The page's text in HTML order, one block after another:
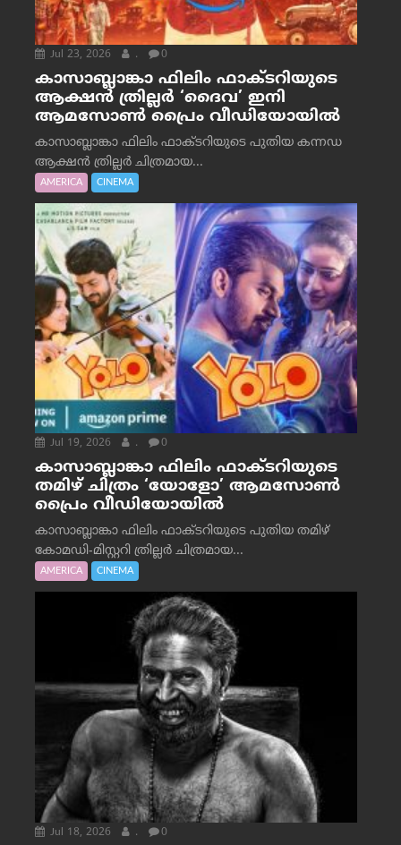
Jul 23, 2026 . 0
കാസാബ്ലാങ്കാ ഫിലിം ഫാക്ടറിയുടെ
ആക്ഷൻ ത്രില്ലർ ‘ദൈവ’ ഇനി
ആമസോൺ പ്രൈം വീഡിയോയിൽ
കാസാബ്ലാങ്കാ ഫിലിം ഫാക്ടറിയുടെ പുതിയ കന്നഡ
ആക്ഷൻ ത്രില്ലർ ചിത്രമായ...
AMERICA CINEMA
Jul 19, 2026 . 0
കാസാബ്ലാങ്കാ ഫിലിം ഫാക്ടറിയുടെ
തമിഴ് ചിത്രം ‘യോളോ’ ആമസോൺ
പ്രൈം വീഡിയോയിൽ
കാസാബ്ലാങ്കാ ഫിലിം ഫാക്ടറിയുടെ പുതിയ തമിഴ്
കോമഡി-മിസ്റ്ററി ത്രില്ലർ ചിത്രമായ...
AMERICA CINEMA
Jul 18, 2026 . 0